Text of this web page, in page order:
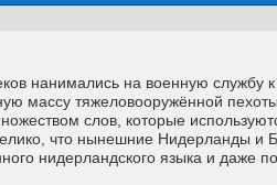
нанимались на военную службу
массу тяжеловооружённой
слов, которые
что нынешние Нидерланды и
нидерландского языка и даже